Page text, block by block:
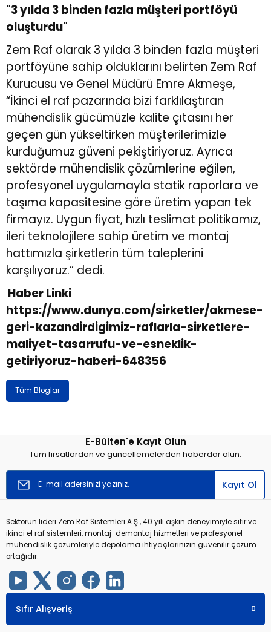
"3 yılda 3 binden fazla müşteri portföyü
oluşturdu"
Zem Raf olarak 3 yılda 3 binden fazla müşteri
portföyüne sahip olduklarını belirten Zem Raf
Kurucusu ve Genel Müdürü Emre Akmeşe,
“İkinci el raf pazarında bizi farklılaştıran
mühendislik gücümüzle kalite çıtasını her
geçen gün yükseltirken müşterilerimizle
kurduğumuz güveni pekiştiriyoruz. Ayrıca
sektörde mühendislik çözümlerine eğilen,
profesyonel uygulamayla statik raporlara ve
taşıma kapasitesine göre üretim yapan tek
firmayız. Uygun fiyat, hızlı teslimat politikamız,
ileri teknolojilere sahip üretim ve montaj
hattımızla şirketlerin tüm taleplerini
karşılıyoruz.” dedi.
Haber Linki
https://www.dunya.com/sirketler/akmese-
geri-kazandirdigimiz-raflarla-sirketlere-
maliyet-tasarrufu-ve-esneklik-
getiriyoruz-haberi-648356
Tüm Bloglar
E-Bülten'e Kayıt Olun
Tüm fırsatlardan ve güncellemelerden haberdar olun.
Kayıt Ol
Sektörün lideri Zem Raf Sistemleri A.Ş., 40 yılı aşkın deneyimiyle sıfır ve
ikinci el raf sistemleri, montaj-demontaj hizmetleri ve profesyonel
mühendislik çözümleriyle depolama ihtiyaçlarınızın güvenilir çözüm
ortağıdır.
Sıfır Alışveriş